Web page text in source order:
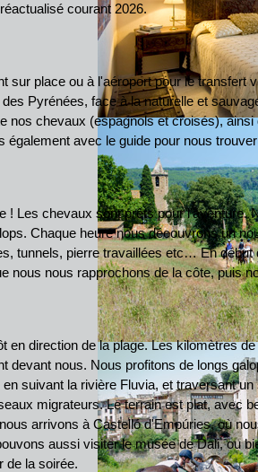
courant 2026.
sur place ou à l'aéroport pour le transfert
Pyrénées, face à la naturelle et
nos chevaux (espagnols et croisés),
également avec le guide pour nous
! Les chevaux sont prêts pour l’aventure.
Chaque heure nous découvrons un
tunnels, pierre travaillées etc… En début
nous nous rapprochons de la côte, puis
en direction de la plage. Les kilomètres
devant nous. Nous profitons de longs
suivant la rivière Fluvia, et traversant
migrateurs. Le terrain est plat, avec
arrivons à Castelló d'Empúries, où
aussi visiter le musée de Dali, ou
de la soirée.